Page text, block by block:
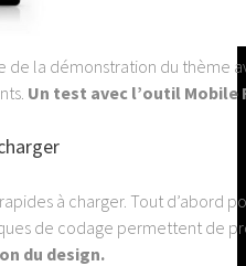
de la démonstration du thème
Un test avec l’outil
à charger. Tout d’abord
de codage permettent de
du design.